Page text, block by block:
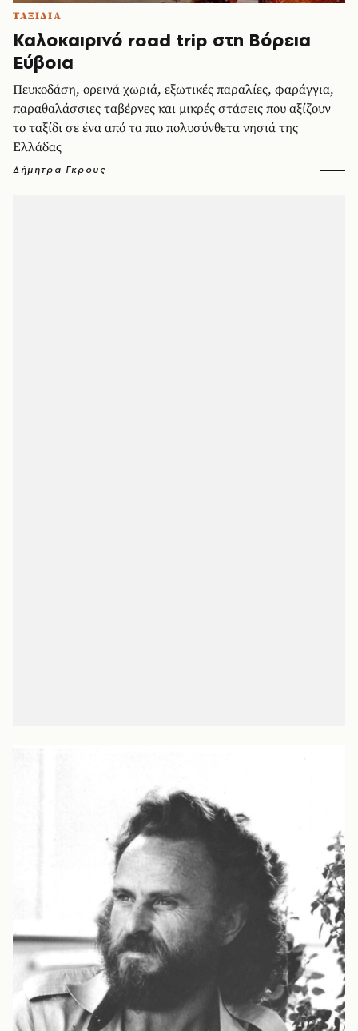
ΤΑΞΙΔΙΑ
Καλοκαιρινό road trip στη Βόρεια
Εύβοια
Πευκοδάση, ορεινά χωριά, εξωτικές παραλίες, φαράγγια,
παραθαλάσσιες ταβέρνες και μικρές στάσεις που αξίζουν
το ταξίδι σε ένα από τα πιο πολυσύνθετα νησιά της
Ελλάδας
Δήμητρα Γκρους